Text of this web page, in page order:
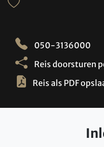
050-3136000
Reis doorsturen
Reis als PDF